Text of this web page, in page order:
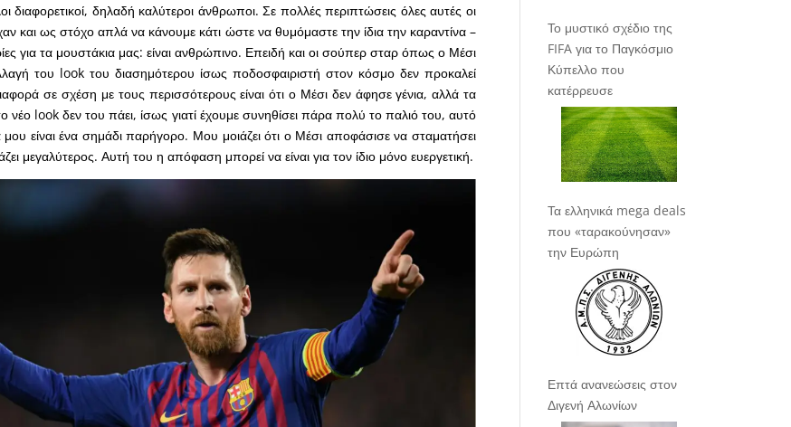
διαφορετικοί, δηλαδή καλύτεροι άνθρωποι. Σε πολλές περιπτώσεις όλες αυτές οι
και ως στόχο απλά να κάνουμε κάτι ώστε να θυμόμαστε την ίδια την καραντίνα –
για τα μουστάκια μας: είναι ανθρώπινο. Επειδή και οι σούπερ σταρ όπως ο Μέσι
του look του διασημότερου ίσως ποδοσφαιριστή στον κόσμο δεν προκαλεί
σε σχέση με τους περισσότερους είναι ότι ο Μέσι δεν άφησε γένια, αλλά τα
νέο look δεν του πάει, ίσως γιατί έχουμε συνηθίσει πάρα πολύ το παλιό του, αυτό
μου είναι ένα σημάδι παρήγορο. Μου μοιάζει ότι ο Μέσι αποφάσισε να σταματήσει
μεγαλύτερος. Αυτή του η απόφαση μπορεί να είναι για τον ίδιο μόνο ευεργετική.
Το μυστικό σχέδιο της
FIFA για το Παγκόσμιο
Κύπελλο που
κατέρρευσε
Τα ελληνικά mega deals
που «ταρακούνησαν»
την Ευρώπη
Επτά ανανεώσεις στον
Διγενή Αλωνίων